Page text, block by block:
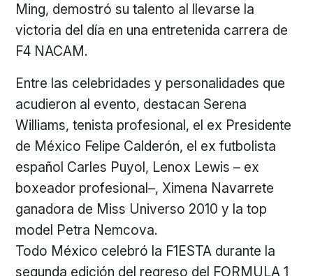
Ming, demostró su talento al llevarse la
victoria del día en una entretenida carrera de
F4 NACAM.
Entre las celebridades y personalidades que
acudieron al evento, destacan Serena
Williams, tenista profesional, el ex Presidente
de México Felipe Calderón, el ex futbolista
español Carles Puyol, Lenox Lewis – ex
boxeador profesional–, Ximena Navarrete
ganadora de Miss Universo 2010 y la top
model Petra Nemcova.
Todo México celebró la F1ESTA durante la
segunda edición del regreso del FORMULA 1